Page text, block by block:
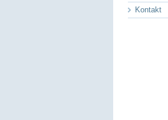
Kontakt